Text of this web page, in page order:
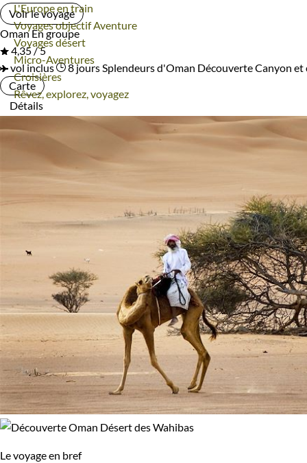
L'Europe en train
Voyages objectif Aventure
Voyages désert
Micro-Aventures
Croisières
Rêvez, explorez, voyagez
Voir le voyage
Oman En groupe
4,35 / 5
vol inclus
8 joursSplendeurs d'Oman Découverte Canyon et
Carte
Détails
Le voyage en bref